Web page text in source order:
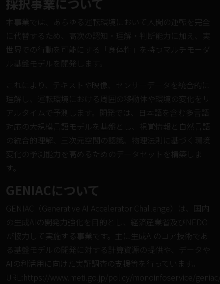
採択事業について
本事業では、あらゆる運転環境において人間の運転を完全
に代替するため、高次の認知・理解・判断能力に加え、実
世界での行動を可能にする「身体性」を持つマルチモーダ
ル基盤モデルを開発します。
これにより、テキストや映像、センサーデータを統合的に
理解し、運転環境における周囲の移動体や環境の変化をリ
アルタイムで予測します。開発では、日本語を含む多言語
対応の大規模言語モデルを基盤とし、視覚情報と自然言語
の統合的理解、三次元空間の認識、物理法則に基づく環境
変化の予測能力を高めるためのデータセットを構築しま
す。
GENIACについて
GENIAC（Generative AI Accelerator Challenge）は、国内
の生成AIの開発力強化を目的とし、経済産業省及びNEDO
が協力して実施する事業です。主に生成AIのコア技術であ
る基盤モデルの開発に対する計算資源の提供や、データや
AIの利活用に向けた実証調査の支援等を行っています。
URL: https://www.meti.go.jp/policy/monoinfoservice/